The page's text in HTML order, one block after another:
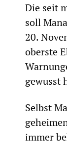
Die seit
soll
20.
oberste
gewusst
Selbst
immer